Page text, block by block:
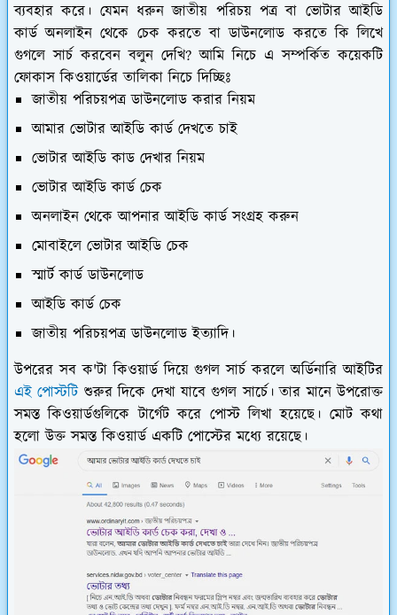
ব্যবহার করে। যেমন ধরুন জাতীয় পরিচয় পত্র বা ভোটার আইডি
কার্ড অনলাইন থেকে চেক করতে বা ডাউনলোড করতে কি লিখে
গুগলে সার্চ করবেন বলুন দেখি? আমি নিচে এ সম্পর্কিত কয়েকটি
ফোকাস কিওয়ার্ডের তালিকা নিচে দিচ্ছিঃ
জাতীয় পরিচয়পত্র ডাউনলোড করার নিয়ম
আমার ভোটার আইডি কার্ড দেখতে চাই
ভোটার আইডি কাড দেখার নিয়ম
ভোটার আইডি কার্ড চেক
অনলাইন থেকে আপনার আইডি কার্ড সংগ্রহ করুন
মোবাইলে ভোটার আইডি চেক
স্মার্ট কার্ড ডাউনলোড
আইডি কার্ড চেক
জাতীয় পরিচয়পত্র ডাউনলোড ইত্যাদি।
উপরের সব ক'টা কিওয়ার্ড দিয়ে গুগল সার্চ করলে অর্ডিনারি আইটির
এই পোস্টটিশুরুর দিকে দেখা যাবে গুগল সার্চে। তার মানে উপরোক্ত
সমস্ত কিওয়ার্ডগুলিকে টার্গেট করে পোস্ট লিখা হয়েছে। মোট কথা
হলো উক্ত সমস্ত কিওয়ার্ড একটি পোস্টের মধ্যে রয়েছে।